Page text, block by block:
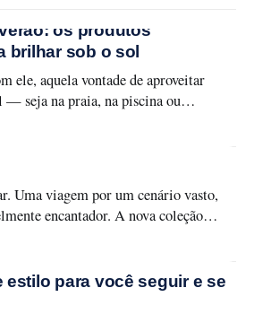
os produtos
brilhar sob o sol
ele, aquela vontade de aproveitar
— seja na praia, na piscina ou
livre. Para curtir a temporada sem
ter um nécessaire preparado.
Uma viagem por um cenário vasto,
encantador. A nova coleção
lusitana em toda a sua forma leve e
em detalhes
urbano
estilo para você seguir e se